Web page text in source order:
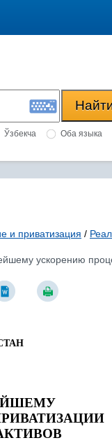
Ўзбекча Оба языка
и приватизация /
ускорению